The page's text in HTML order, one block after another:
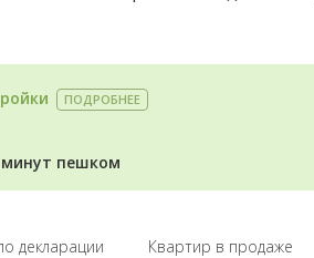
ПОДРОБНЕЕ
минут пешком
декларации Квартир в продаже